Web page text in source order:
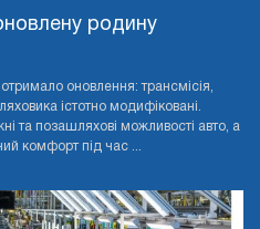
родину
оновлення: трансмісія,
істотно модифіковані.
та позашляхові можливості авто, а
комфорт під час ...